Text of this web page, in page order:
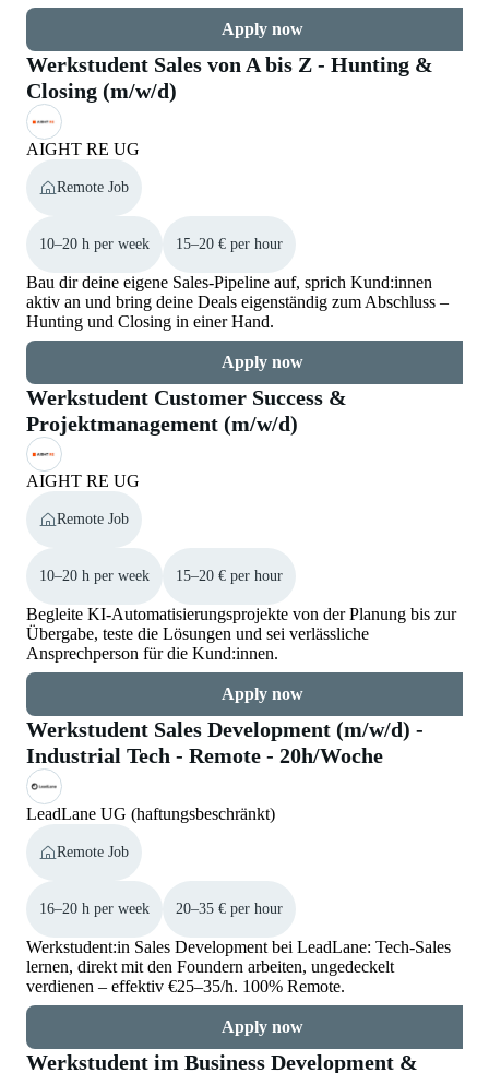
Apply now
Werkstudent Sales von A bis Z - Hunting &
Closing (m/w/d)
AIGHT RE UG
Remote Job
10–20 h per week 15–20 € per hour
Bau dir deine eigene Sales-Pipeline auf, sprich Kund:innen
aktiv an und bring deine Deals eigenständig zum Abschluss –
Hunting und Closing in einer Hand.
Apply now
Werkstudent Customer Success &
Projektmanagement (m/w/d)
AIGHT RE UG
Remote Job
10–20 h per week 15–20 € per hour
Begleite KI-Automatisierungsprojekte von der Planung bis zur
Übergabe, teste die Lösungen und sei verlässliche
Ansprechperson für die Kund:innen.
Apply now
Werkstudent Sales Development (m/w/d) -
Industrial Tech - Remote - 20h/Woche
LeadLane UG (haftungsbeschränkt)
Remote Job
16–20 h per week 20–35 € per hour
Werkstudent:in Sales Development bei LeadLane: Tech-Sales
lernen, direkt mit den Foundern arbeiten, ungedeckelt
verdienen – effektiv €25–35/h. 100% Remote.
Apply now
Werkstudent im Business Development &